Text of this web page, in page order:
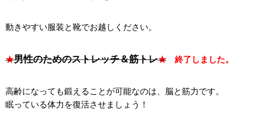
動きやすい服装と靴でお越しください。
★男性のためのストレッチ＆筋トレ★終了しました。
高齢になっても鍛えることが可能なのは、脳と筋力です。
眠っている体力を復活させましょう！